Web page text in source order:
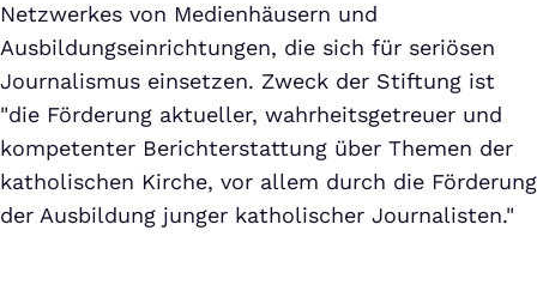
Netzwerkes von Medienhäusern und
Ausbildungseinrichtungen, die sich für seriösen
Journalismus einsetzen. Zweck der Stiftung ist
"die Förderung aktueller, wahrheitsgetreuer und
kompetenter Berichterstattung über Themen der
katholischen Kirche, vor allem durch die Förderung
der Ausbildung junger katholischer Journalisten."